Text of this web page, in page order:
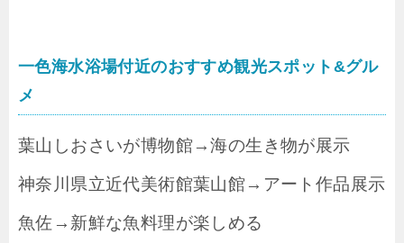
一色海水浴場付近のおすすめ観光スポット&グル
メ
葉山しおさいが博物館→海の生き物が展示
神奈川県立近代美術館葉山館→アート作品展示
魚佐→新鮮な魚料理が楽しめる